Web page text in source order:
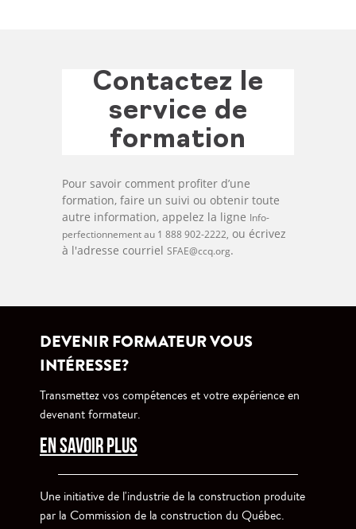
Contactez le
service de
formation
Pour savoir comment profiter d’une
formation, faire un suivi ou obtenir toute
autre information, appelez la ligne Info-
perfectionnement au 1 888 902-2222, ou écrivez
à l'adresse courriel SFAE@ccq.org.
DEVENIR FORMATEUR VOUS
INTÉRESSE?
Transmettez vos compétences et votre expérience en
devenant formateur.
EN SAVOIR PLUS
Une initiative de l'industrie de la construction produite
par la Commission de la construction du Québec.